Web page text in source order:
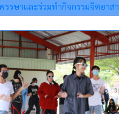
รรษาและร่วมทำกิจกรรมจิตอาสา